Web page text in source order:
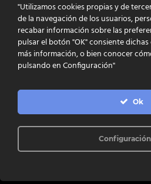
POLÍTICA DE COOKIES
CONTACTE
PROGRAMACIÓ
"Utilizamos cookies propias y de
de la navegación de los usuarios,
recabar información sobre las
pulsar el botón "OK" consiente
más información, o bien conocer
pulsando en Configuración"
Ok
Configuración